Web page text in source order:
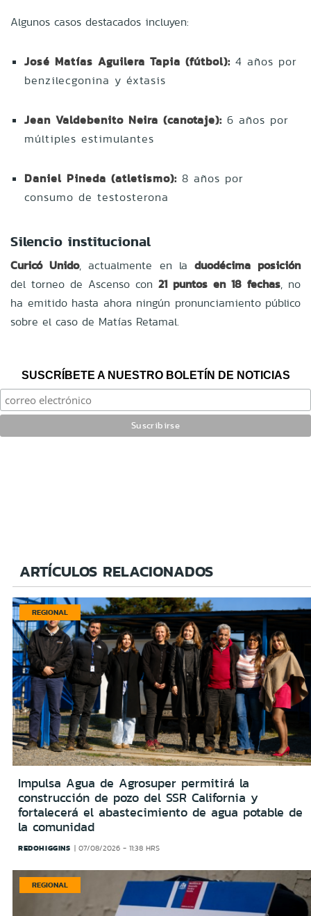
Algunos casos destacados incluyen:
José Matías Aguilera Tapia (fútbol): 4 años por
benzilecgonina y éxtasis
Jean Valdebenito Neira (canotaje): 6 años por
múltiples estimulantes
Daniel Pineda (atletismo): 8 años por
consumo de testosterona
Silencio institucional
Curicó Unido, actualmente en la duodécima posición
del torneo de Ascenso con 21 puntos en 18 fechas, no
ha emitido hasta ahora ningún pronunciamiento público
sobre el caso de Matías Retamal.
SUSCRÍBETE A NUESTRO BOLETÍN DE NOTICIAS
ARTÍCULOS RELACIONADOS
REGIONAL
Impulsa Agua de Agrosuper permitirá la
construcción de pozo del SSR California y
fortalecerá el abastecimiento de agua potable de
la comunidad
REDOHIGGINS 07/08/2026 - 11:38 HRS
REGIONAL